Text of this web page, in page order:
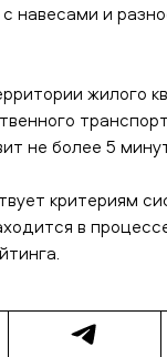
навесами и
жилого
не более 5
критериям
в